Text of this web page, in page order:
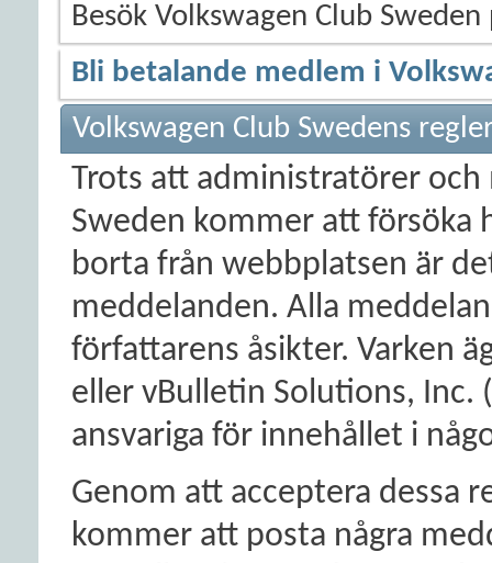
Besök Volkswagen Club
Bli betalande medlem i
Volkswagen Club Swedens
Trots att administratörer och
Sweden kommer att försöka
borta från webbplatsen är
meddelanden. Alla
författarens åsikter. Varken
eller vBulletin Solutions, Inc.
ansvariga för innehållet i
Genom att acceptera dessa
kommer att posta några